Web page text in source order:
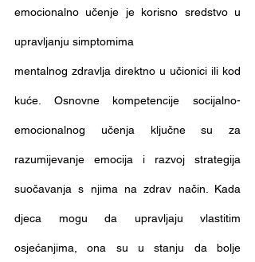
emocionalno učenje je korisno sredstvo u
upravljanju simptomima
mentalnog zdravlja direktno u učionici ili kod
kuće. Osnovne kompetencije socijalno-
emocionalnog učenja ključne su za
razumijevanje emocija i razvoj strategija
suočavanja s njima na zdrav način. Kada
djeca mogu da upravljaju vlastitim
osjećanjima, ona su u stanju da bolje